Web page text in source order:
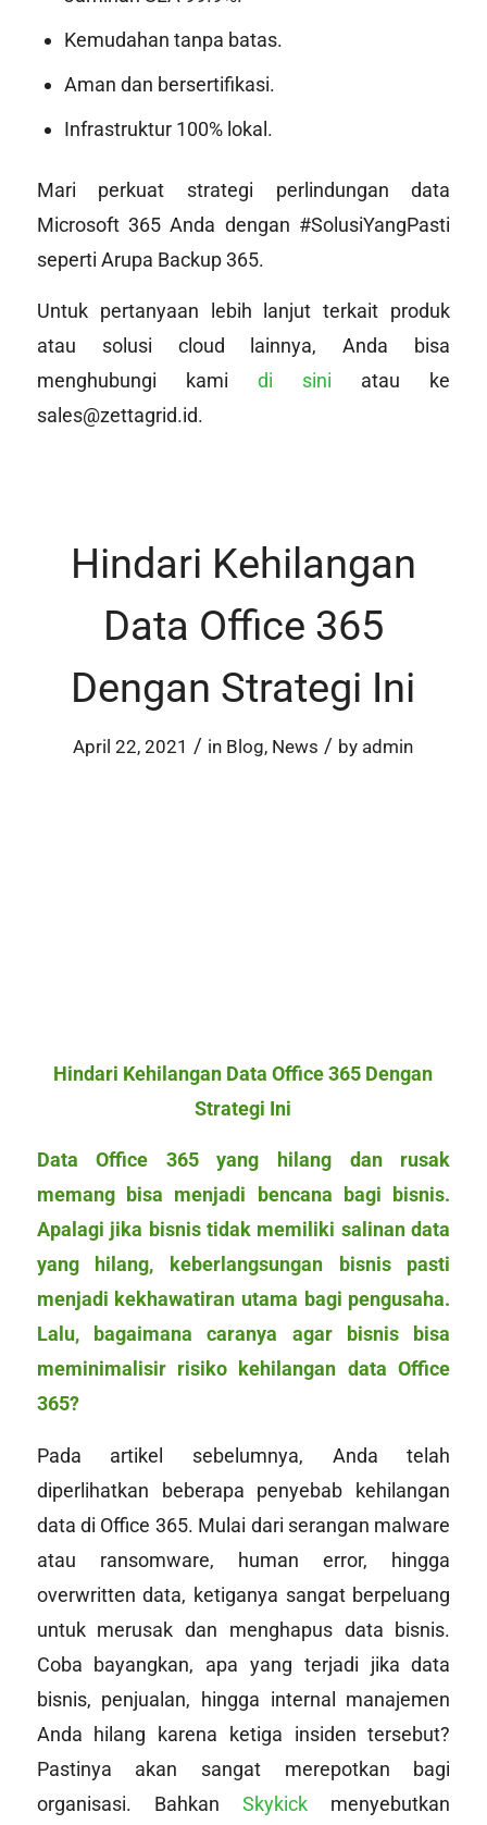
Kemudahan tanpa batas.
Aman dan bersertifikasi.
Infrastruktur 100% lokal.
Mari perkuat strategi perlindungan data
Microsoft 365 Anda dengan #SolusiYangPasti
seperti Arupa Backup 365.
Untuk pertanyaan lebih lanjut terkait produk
atau solusi cloud lainnya, Anda bisa
menghubungi kami di sini atau ke
sales@zettagrid.id.
Hindari Kehilangan
Data Office 365
Dengan Strategi Ini
April 22, 2021 / in Blog, News / by admin
Hindari Kehilangan Data Office 365 Dengan
Strategi Ini
Data Office 365 yang hilang dan rusak
memang bisa menjadi bencana bagi bisnis.
Apalagi jika bisnis tidak memiliki salinan data
yang hilang, keberlangsungan bisnis pasti
menjadi kekhawatiran utama bagi pengusaha.
Lalu, bagaimana caranya agar bisnis bisa
meminimalisir risiko kehilangan data Office
365?
Pada artikel sebelumnya, Anda telah
diperlihatkan beberapa penyebab kehilangan
data di Office 365. Mulai dari serangan malware
atau ransomware, human error, hingga
overwritten data, ketiganya sangat berpeluang
untuk merusak dan menghapus data bisnis.
Coba bayangkan, apa yang terjadi jika data
bisnis, penjualan, hingga internal manajemen
Anda hilang karena ketiga insiden tersebut?
Pastinya akan sangat merepotkan bagi
organisasi. Bahkan
Skykick menyebutkan